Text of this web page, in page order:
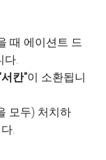
때 에이션트 드
다.
서칸"이 소환됩니
모두) 처치하
.